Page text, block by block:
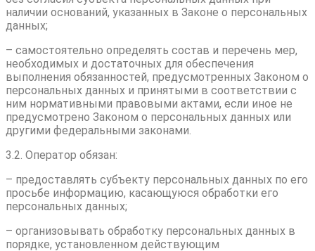
наличии оснований, указанных в Законе о персональных
данных;
– самостоятельно определять состав и перечень мер,
необходимых и достаточных для обеспечения
выполнения обязанностей, предусмотренных Законом о
персональных данных и принятыми в соответствии с
ним нормативными правовыми актами, если иное не
предусмотрено Законом о персональных данных или
другими федеральными законами.
3.2. Оператор обязан:
– предоставлять субъекту персональных данных по его
просьбе информацию, касающуюся обработки его
персональных данных;
– организовывать обработку персональных данных в
порядке, установленном действующим